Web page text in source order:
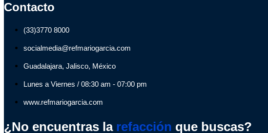
Contacto
(33)3770 8000
socialmedia@refmariogarcia.com
Guadalajara, Jalisco, México
Lunes a Viernes / 08:30 am - 07:00 pm
www.refmariogarcia.com
¿No encuentras la refacción que buscas?